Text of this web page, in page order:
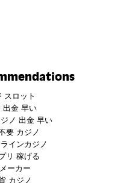
スロット
出金 早い
ノ 出金 早い
要 カジノ
インカジノ
リ 稼げる
ーカー
カジノ